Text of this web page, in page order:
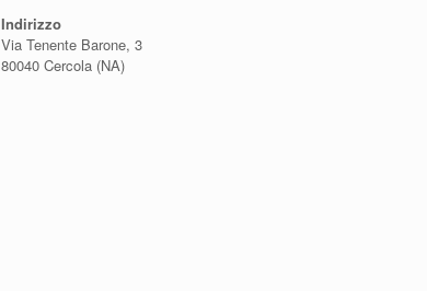
Indirizzo
Via Tenente Barone, 3
80040 Cercola (NA)